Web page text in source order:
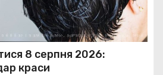
8 серпня 2026:
краси